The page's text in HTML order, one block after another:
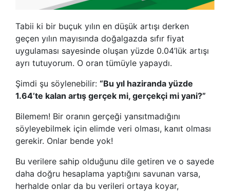
Tabii ki bir buçuk yılın en düşük artışı derken
geçen yılın mayısında doğalgazda sıfır fiyat
uygulaması sayesinde oluşan yüzde 0.04’lük artışı
ayrı tutuyorum. O oran tümüyle yapaydı.
Şimdi şu söylenebilir: “Bu yıl haziranda yüzde
1.64’te kalan artış gerçek mi, gerçekçi mi yani?”
Bilemem! Bir oranın gerçeği yansıtmadığını
söyleyebilmek için elimde veri olması, kanıt olması
gerekir. Onlar bende yok!
Bu verilere sahip olduğunu dile getiren ve o sayede
daha doğru hesaplama yaptığını savunan varsa,
herhalde onlar da bu verileri ortaya koyar,